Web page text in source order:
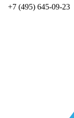
+7 (495) 645-09-23